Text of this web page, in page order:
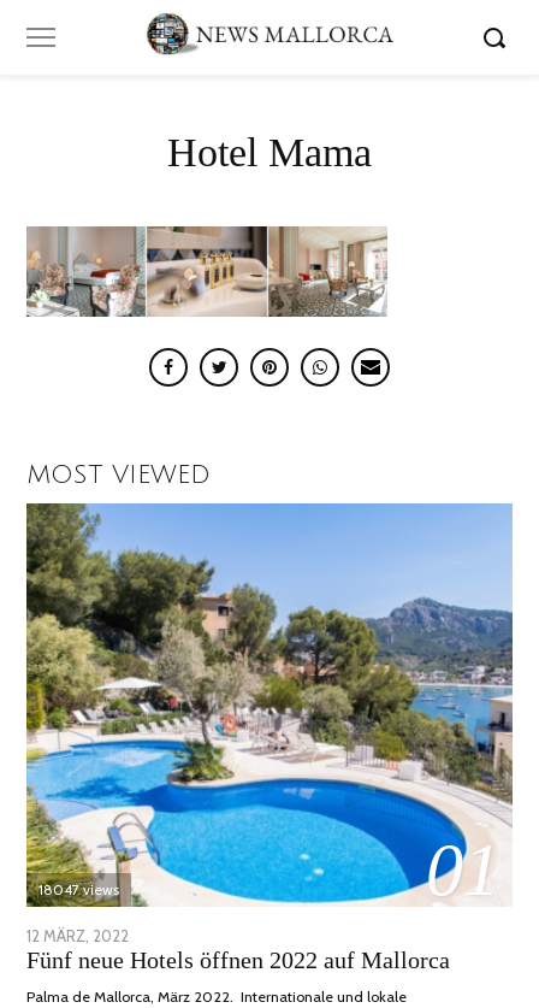
Hotel Mama
MOST VIEWED
01
18047 views
POSTED
ON
12 MÄRZ, 2022
DEZEMBER,
Fünf neue Hotels öffnen 2022 auf Mallorca
Palma de Mallorca, März 2022. Internationale und lokale